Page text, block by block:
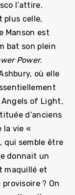
l’attire.
plus celle,
Manson est
bat son plein
Power.
où elle
Angels of Light,
d’anciens
la vie «
qui semble être
donnait un
maquillé et
? On